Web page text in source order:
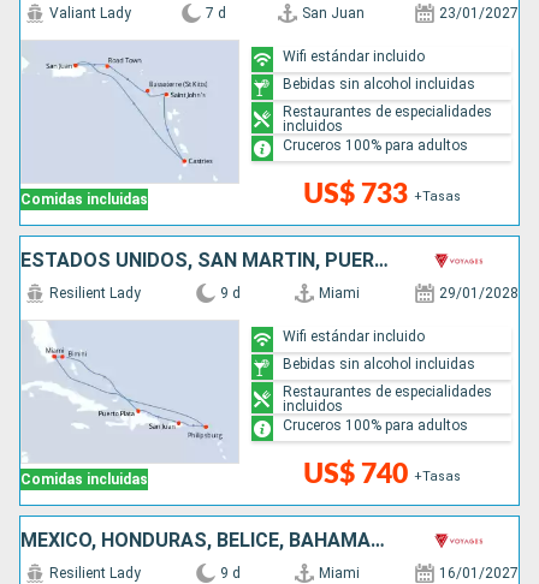
Comidas incluidas
Valiant Lady 7 d San Juan 23/01/2027
US$ 733 +Tasas
Wifi estándar incluido
Bebidas sin alcohol incluidas
Restaurantes de especialidades
incluidos
Cruceros 100% para adultos
ESTADOS UNIDOS, SAN MARTÍN, PUERTO RICO, REPÚBLICA DOMINICANA, BAHAMAS
Comidas incluidas
Resilient Lady 9 d Miami 29/01/2028
US$ 740 +Tasas
Wifi estándar incluido
Bebidas sin alcohol incluidas
Restaurantes de especialidades
incluidos
Cruceros 100% para adultos
MÉXICO, HONDURAS, BELICE, BAHAMAS, ESTADOS UNIDOS
Resilient Lady 9 d Miami 16/01/2027